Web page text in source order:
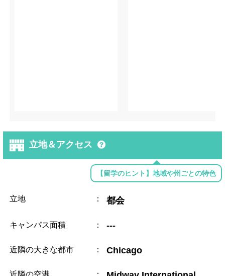
立地＆アクセス
【留学のヒント】地域や州ごとの特色
立地 ： 都会
キャンパス面積 ： ---
近隣の大きな都市 ： Chicago
近隣の空港 ：